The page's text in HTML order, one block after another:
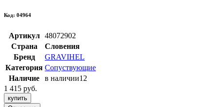
Код: 04964
Артикул
48072902
Страна
Словения
Бренд
GRAVIHEL
Категория Сопуствующие
Наличие
в наличии12
1 415 руб.
купить